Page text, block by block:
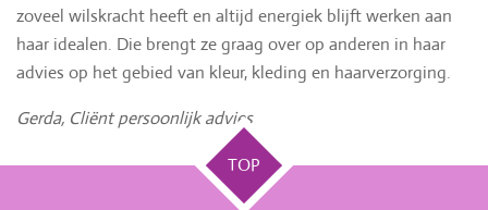
zoveel wilskracht heeft en altijd energiek blijft werken aan
haar idealen. Die brengt ze graag over op anderen in haar
advies op het gebied van kleur, kleding en haarverzorging.
Gerda, Cliënt persoonlijk advies
TOP